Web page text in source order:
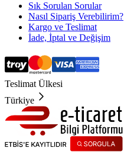
Sık Sorulan Sorular
Nasıl Sipariş Verebilirim?
Kargo ve Teslimat
İade, İptal ve Değişim
Teslimat Ülkesi
Türkiye